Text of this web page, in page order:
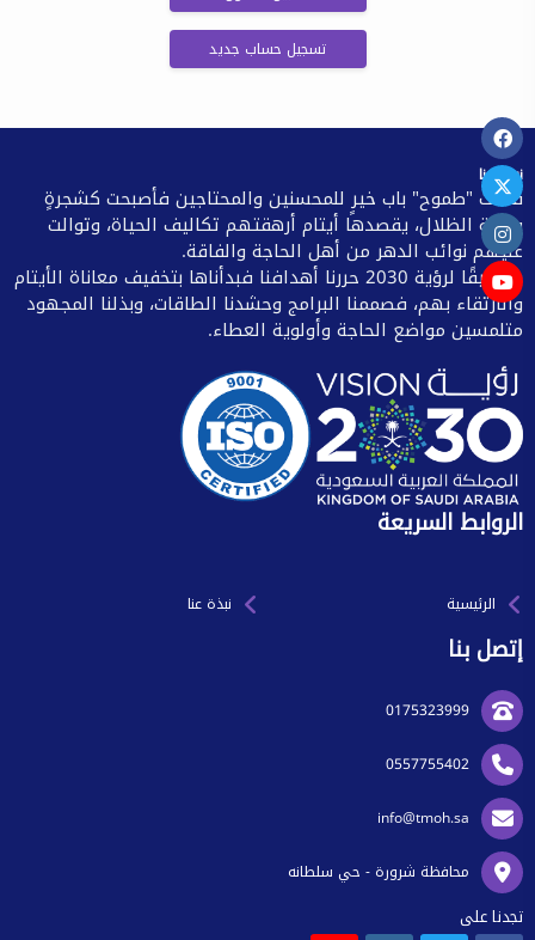
تسجيل حساب جديد
نبذة عنا
فتحت "طموح" باب خيرٍ للمحسنين والمحتاجين فأصبحت كشجرةٍ
وارفة الظلال، يقصدها أيتام أرهقتهم تكاليف الحياة، وتوالت
عليهم نوائب الدهر من أهل الحاجة والفاقة.
وتحقيقًا لرؤية 2030 حررنا أهدافنا فبدأناها بتخفيف معاناة الأيتام
والارتقاء بهم، فصممنا البرامج وحشدنا الطاقات، وبذلنا المجهود
متلمسين مواضع الحاجة وأولوية العطاء.
الروابط السريعة
الرئيسية نبذة عنا
إتصل بنا
0175323999
0557755402
info@tmoh.sa
محافظة شرورة - حي سلطانه
تجدنا على